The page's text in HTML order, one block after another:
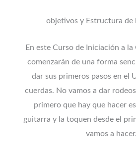
objetivos y Estructura de
En este Curso de Iniciación a
comenzarán de una forma
dar sus primeros pasos en el
cuerdas. No vamos a dar
primero que hay que hacer
guitarra y la toquen desde el
vamos a hacer.